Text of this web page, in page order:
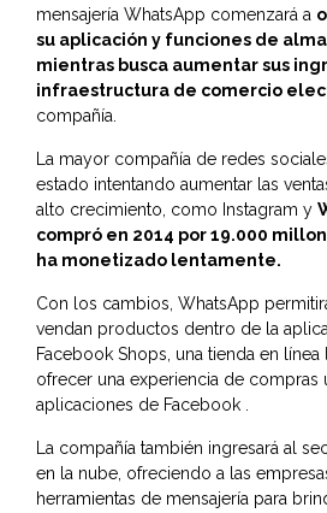
mensajería WhatsApp comenzará a
su aplicación y funciones de
mientras busca aumentar sus
infraestructura de comercio
compañía.
La mayor compañía de redes
estado intentando aumentar las
alto crecimiento, como Instagram y
compró en 2014 por 19.000
ha monetizado lentamente.
Con los cambios, WhatsApp
vendan productos dentro de la
Facebook Shops, una tienda en
ofrecer una experiencia de compras
aplicaciones de Facebook .
La compañía también ingresará al
en la nube, ofreciendo a las
herramientas de mensajería para